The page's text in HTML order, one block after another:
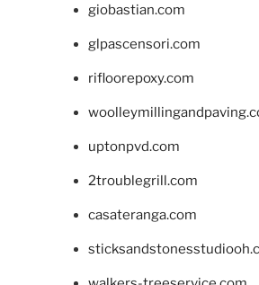
giobastian.com
glpascensori.com
rifloorepoxy.com
uptonpvd.com
2troublegrill.com
casateranga.com